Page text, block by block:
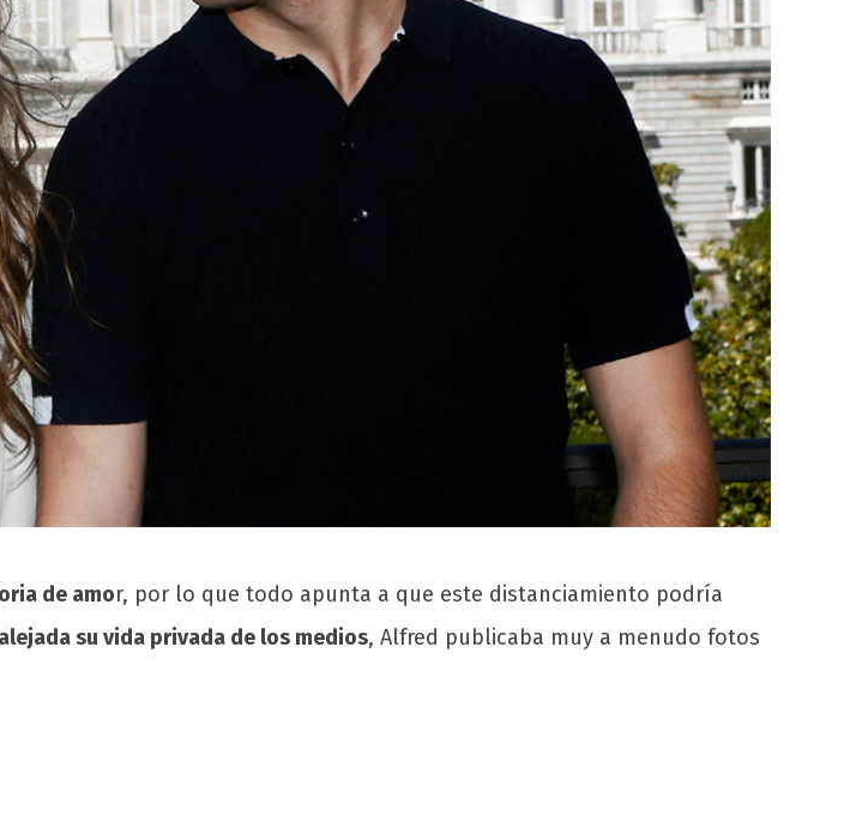
de amor, por lo que todo apunta a que este distanciamiento podría
su vida privada de los medios, Alfred publicaba muy a menudo fotos